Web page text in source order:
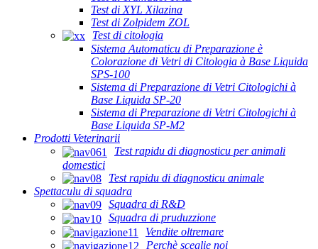
Test di XYL Xilazina
Test di Zolpidem ZOL
Test di citologia
Sistema Automaticu di Preparazione è
Colorazione di Vetri di Citologia à Base Liquida
SPS-100
Sistema di Preparazione di Vetri Citologichi à
Base Liquida SP-20
Sistema di Preparazione di Vetri Citologichi à
Base Liquida SP-M2
Prodotti Veterinarii
Test rapidu di diagnosticu per animali
domestici
Test rapidu di diagnosticu animale
Spettaculu di squadra
Squadra di R&D
Squadra di pruduzzione
Vendite oltremare
Perchè sceglie noi